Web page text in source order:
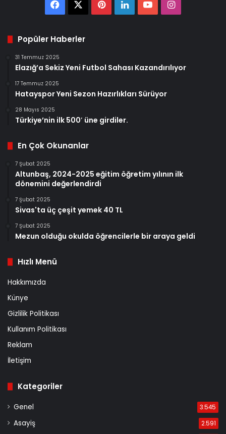
FacebookPinterest
LinkedInYouTubeInstagram
Popüler Haberler
31 Temmuz 2025
Elazığ’a Sekiz Yeni Futbol Sahası Kazandırılıyor
17 Temmuz 2025
Hatayspor Yeni Sezon Hazırlıkları Sürüyor
28 Mayıs 2025
Türkiye’nin ilk 500′ üne girdiler.
En Çok Okunanlar
7 Şubat 2025
Altunbaş, 2024-2025 eğitim öğretim yılının ilk
dönemini değerlendirdi
7 Şubat 2025
Sivas'ta üç çeşit yemek 40 TL
7 Şubat 2025
Mezun olduğu okulda öğrencilerle bir araya geldi
Hızlı Menü
Hakkımızda
Künye
Gizlilik Politikası
Kullanım Politikası
Reklam
İletişim
Kategoriler
Genel 3.545
Asayiş 2.591